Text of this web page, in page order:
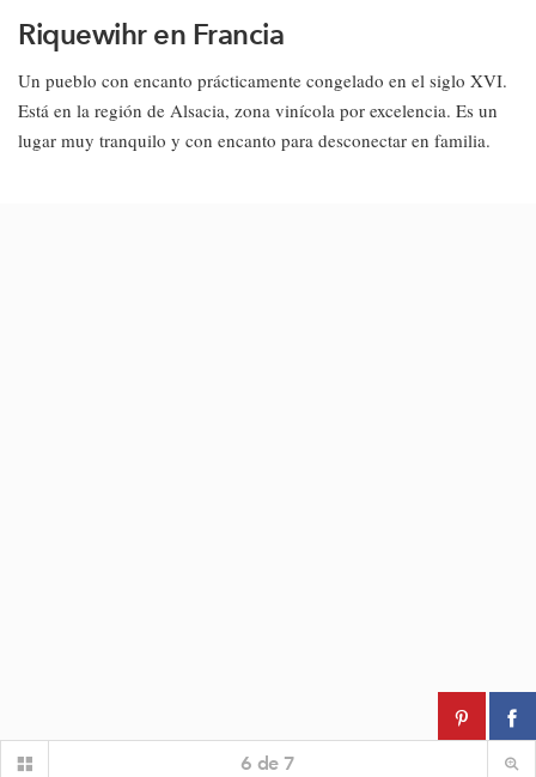
Riquewihr en Francia
Un pueblo con encanto prácticamente congelado en el siglo XVI.
Está en la región de Alsacia, zona vinícola por excelencia. Es un
lugar muy tranquilo y con encanto para desconectar en familia.
6 de 7